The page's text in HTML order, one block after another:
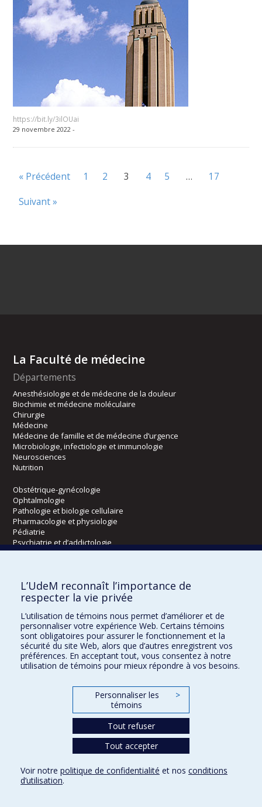
https://bit.ly/3ilOUai
29 novembre 2022 -
« Précédent 1 2 3 4 5 …
17
Suivant »
La Faculté de médecine
Départements
Anesthésiologie et de médecine de la douleur
Biochimie et médecine moléculaire
Chirurgie
Médecine
Médecine de famille et de médecine d’urgence
Microbiologie, infectiologie et immunologie
Neurosciences
Nutrition
Obstétrique-gynécologie
Ophtalmologie
Pathologie et biologie cellulaire
Pharmacologie et physiologie
Pédiatrie
Psychiatrie et d’addictologie
Radiologie, radio-oncologie et médecine nucléaire
Écoles
Orthophonie et audiologie
Réadaptation
Directions
Confidentialité Conditions d’utilisation Paramètres des témoins
L’UdeM reconnaît l’importance de
respecter la vie privée
L’utilisation de témoins nous permet d’améliorer et de
personnaliser votre expérience Web. Certains témoins
sont obligatoires pour assurer le fonctionnement et la
sécurité du site Web, alors que d’autres enregistrent vos
préférences. En acceptant tout, vous consentez à notre
utilisation de témoins pour mieux répondre à vos besoins.
Personnaliser les
témoins
>
Tout refuser
Tout accepter
Voir notre politique de confidentialité et nos conditions
d’utilisation.